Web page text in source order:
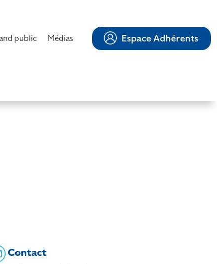
public Médias Espace Adhérents
Contact